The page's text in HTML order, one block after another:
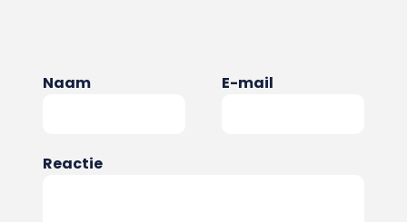
Naam E-mail
Reactie